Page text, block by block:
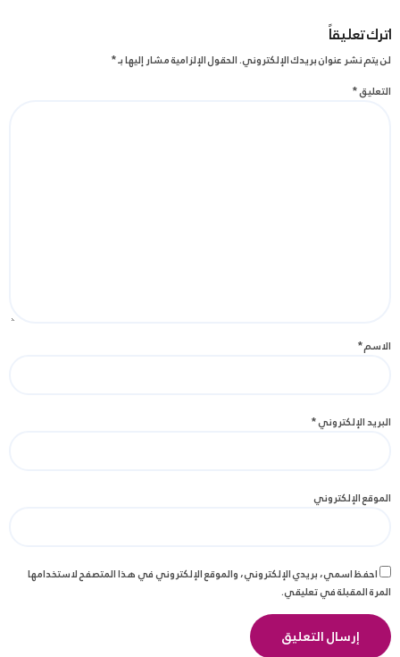
اترك تعليقاً
لن يتم نشر عنوان بريدك الإلكتروني.الحقول الإلزامية مشار إليها بـ*
التعليق*
الاسم*
البريد الإلكتروني*
الموقع الإلكتروني
احفظ اسمي، بريدي الإلكتروني، والموقع الإلكتروني في هذا المتصفح لاستخدامها
المرة المقبلة في تعليقي.